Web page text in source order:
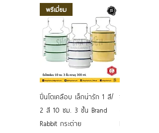
พรีเมี่ยม
ปิ่นโตเคลือบ เล็กน่ารัก 1 สี/
2 สี 10 ซม. 3 ชั้น Brand
Rabbit กระต่าย
ชามเคลือบ